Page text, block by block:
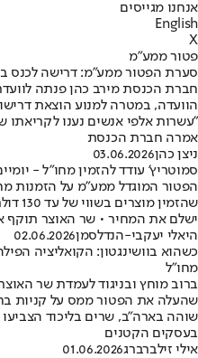
אנחנו מגייסים
English
X
פטור ממע"מ
סערת הפטור ממע"מ: דרישה לכנס
חברת הכנסת מירב כהן פנתה
הוועדה, במטרה למנוע הוצאת
"עשרות אלפי אנשים נענו לקריאתו
אמרה חברת הכנסת
ניצן כהן03.06.2026
סמוטריץ' עודד להזמין מחו"ל -
הפטור המוגדל ממע"מ על הזמנות
ישלם את המחיר • שר האוצר תוקף
היאלי יעקבי-הנדלסמן02.06.2026
כשהוא בוושינגטון: הקואליציה
מחו"ל
ברוב מוחץ ובניגוד לעמדת שר
שוהה בארה"ב, שרים בליכוד
בעסקים הקטנים
אילי זילברברג01.06.2026